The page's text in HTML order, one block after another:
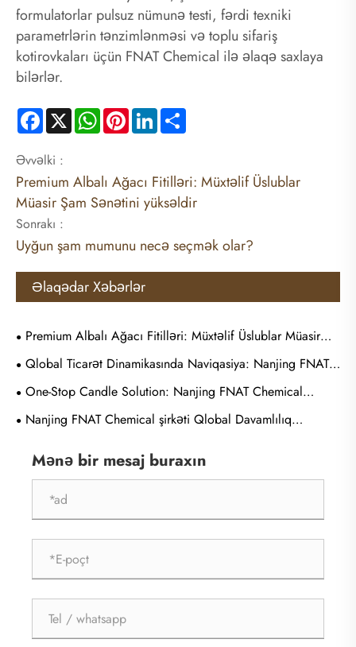
formulatorlar pulsuz nümunə testi, fərdi texniki
parametrlərin tənzimlənməsi və toplu sifariş
kotirovkaları üçün FNAT Chemical ilə əlaqə saxlaya
bilərlər.
Facebook
X WhatsApp
PinterestLinkedIn
Əvvəlki :
Premium Albalı Ağacı Fitilləri: Müxtəlif Üslublar
Müasir Şam Sənətini yüksəldir
Sonrakı :
Uyğun şam mumunu necə seçmək olar?
Əlaqədar Xəbərlər
Premium Albalı Ağacı Fitilləri: Müxtəlif Üslublar Müasir
Şam Sənətini yüksəldir
Qlobal Ticarət Dinamikasında Naviqasiya: Nanjing FNAT
Chemical beynəlxalq tərəfdaşlar üçün təchizat zəncirinin
dayanıqlığını gücləndirir
One-Stop Candle Solution: Nanjing FNAT Chemical
Kompleks Aksesuarlar və Fərdiləşdirmə Şöbəsini işə salır
Nanjing FNAT Chemical şirkəti Qlobal Davamlılıq
genişləndirir
Mənə bir mesaj buraxın